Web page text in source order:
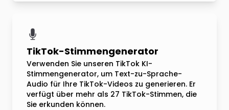
TikTok-Stimmengenerator
Verwenden Sie unseren TikTok KI-
Stimmengenerator, um Text-zu-Sprache-
Audio für Ihre TikTok-Videos zu generieren. Er
verfügt über mehr als 27 TikTok-Stimmen, die
Sie erkunden können.